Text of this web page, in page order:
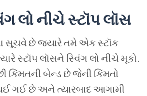
લોનીચેસ્ટૉપલૉસ
સૂચવે છેજ્યારેતમે એક સ્ટૉક
સ્ટૉપ લૉસને સ્વિંગ લો નીચે મૂકો.
કિંમતની બેન્ડ છેજેની કિંમતો
ગઈ છે અને ત્યારબાદ આગામી